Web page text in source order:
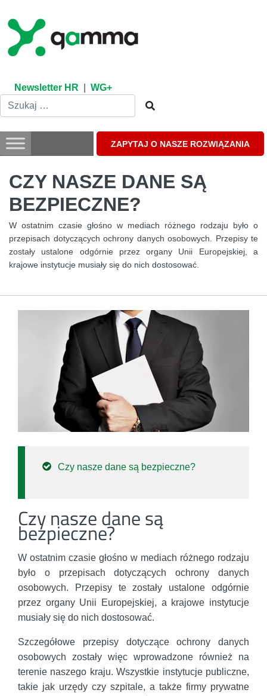
content
Newsletter HR WG+
ZAPYTAJ O NASZE ROZWIĄZANIA
CZY NASZE DANE SĄ
BEZPIECZNE?
W ostatnim czasie głośno w mediach różnego rodzaju było o
przepisach dotyczących ochrony danych osobowych. Przepisy te
zostały ustalone odgórnie przez organy Unii Europejskiej, a
krajowe instytucje musiały się do nich dostosować.
Czy nasze dane są bezpieczne?
Czy nasze dane są
bezpieczne?
W ostatnim czasie głośno w mediach różnego rodzaju
było o przepisach dotyczących ochrony danych
osobowych. Przepisy te zostały ustalone odgórnie
przez organy Unii Europejskiej, a krajowe instytucje
musiały się do nich dostosować.
Szczegółowe przepisy dotyczące ochrony danych
osobowych zostały więc wprowadzone również na
terenie naszego kraju. Wszystkie instytucje publiczne,
takie jak urzędy czy szpitale, a także firmy prywatne